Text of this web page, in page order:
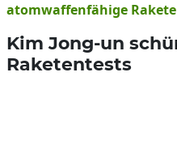
atomwaffenfähige
Kim Jong-un
Raketentests